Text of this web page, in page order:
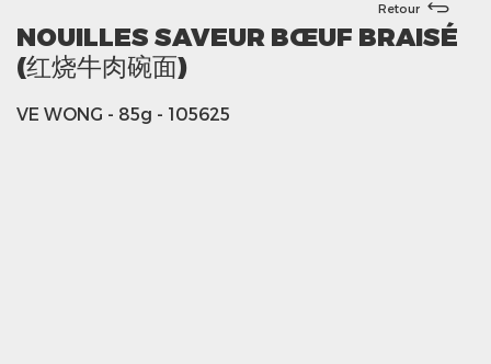
Retour
NOUILLES SAVEUR BŒUF BRAISÉ
(红烧牛肉碗面)
VE WONG - 85g - 105625